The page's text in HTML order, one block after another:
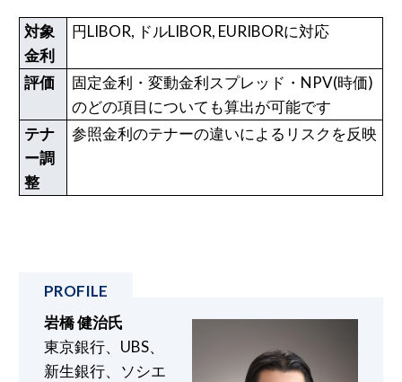
対象
金利
円LIBOR, ドルLIBOR, EURIBORに対応
評価
固定金利・変動金利スプレッド・NPV(時価)
のどの項目についても算出が可能です
テナ
ー調
整
参照金利のテナーの違いによるリスクを反映
岩橋 健治氏
東京銀行、UBS、
新生銀行、ソシエ